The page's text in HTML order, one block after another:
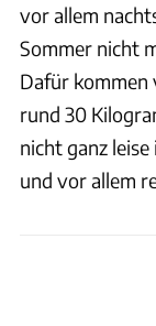
vor allem
Sommer nicht
Dafür kommen
rund 30
nicht ganz
und vor allem